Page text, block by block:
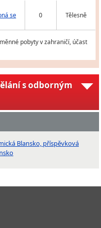
se 0 Tělesně
pobyty v zahraničí, účast
s odborným
Blansko, příspěvková